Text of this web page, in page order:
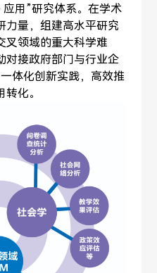
用”研究体系。在学术
力量，组建高水平研究
叉领域的重大科学难
对接政府部门与行业企
体化创新实践，高效推
化。